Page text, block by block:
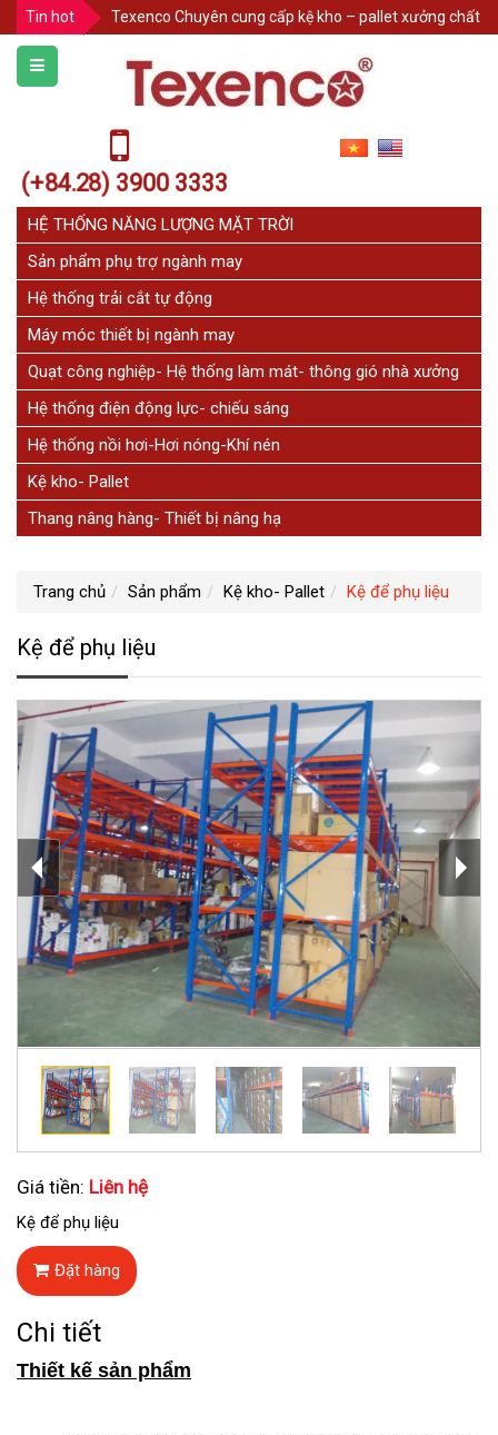
Tin hot
Texenco Chuyên cung cấp kệ kho – pallet xưởng chất
BÀN KIỂM HÓA NGÀNH MAY - SẢN XUẤT THEO YÊU
Bảo Vệ Kệ Pallet Trong Kho Hàng: 3 Cách Đơn Giản
THÔNG BÁO NGHỈ LỄ
CHÚC MỪNG 20 NĂM THÀNH LẬP CÔNG TY CỔ PHẦN
(+84.28) 3900 3333
HỆ THỐNG NĂNG LƯỢNG MẶT TRỜI
Sản phẩm phụ trợ ngành may
Hệ thống trải cắt tự động
Máy móc thiết bị ngành may
Quạt công nghiệp- Hệ thống làm mát- thông gió nhà xưởng
Hệ thống điện động lực- chiếu sáng
Hệ thống nồi hơi-Hơi nóng-Khí nén
Kệ kho- Pallet
Thang nâng hàng- Thiết bị nâng hạ
Trang chủ Sản phẩm Kệ kho- Pallet Kệ để phụ liệu
Kệ để phụ liệu
Giá tiền: Liên hệ
Kệ để phụ liệu
Đặt hàng
Chi tiết
Thiết kế sản phẩm